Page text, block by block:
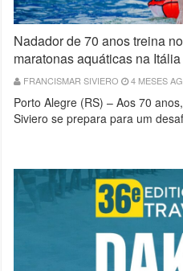
Nadador de 70 anos treina
maratonas aquáticas na
FRANCISMAR SIVIERO 4 MESES
Porto Alegre (RS) – Aos 70
Siviero se prepara para um